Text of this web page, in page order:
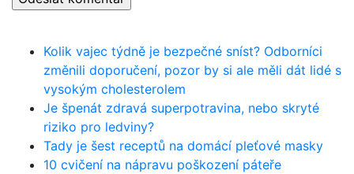
Kolik vajec týdně je bezpečné sníst? Odborníci
změnili doporučení, pozor by si ale měli dát lidé s
vysokým cholesterolem
Je špenát zdravá superpotravina, nebo skryté
riziko pro ledviny?
Tady je šest receptů na domácí pleťové masky
10 cvičení na nápravu poškození páteře